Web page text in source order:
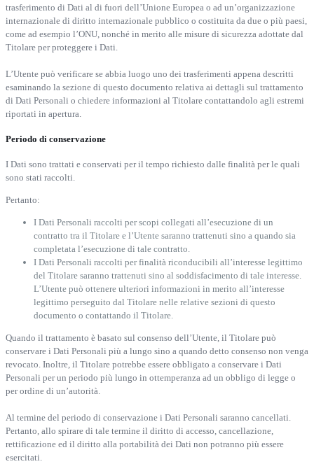
trasferimento di Dati al di fuori dell’Unione Europea o ad un’organizzazione
internazionale di diritto internazionale pubblico o costituita da due o più paesi,
come ad esempio l’ONU, nonché in merito alle misure di sicurezza adottate dal
Titolare per proteggere i Dati.
L’Utente può verificare se abbia luogo uno dei trasferimenti appena descritti
esaminando la sezione di questo documento relativa ai dettagli sul trattamento
di Dati Personali o chiedere informazioni al Titolare contattandolo agli estremi
riportati in apertura.
Periodo di conservazione
I Dati sono trattati e conservati per il tempo richiesto dalle finalità per le quali
sono stati raccolti.
Pertanto:
I Dati Personali raccolti per scopi collegati all’esecuzione di un
contratto tra il Titolare e l’Utente saranno trattenuti sino a quando sia
completata l’esecuzione di tale contratto.
I Dati Personali raccolti per finalità riconducibili all’interesse legittimo
del Titolare saranno trattenuti sino al soddisfacimento di tale interesse.
L’Utente può ottenere ulteriori informazioni in merito all’interesse
legittimo perseguito dal Titolare nelle relative sezioni di questo
documento o contattando il Titolare.
Quando il trattamento è basato sul consenso dell’Utente, il Titolare può
conservare i Dati Personali più a lungo sino a quando detto consenso non venga
revocato. Inoltre, il Titolare potrebbe essere obbligato a conservare i Dati
Personali per un periodo più lungo in ottemperanza ad un obbligo di legge o
per ordine di un’autorità.
Al termine del periodo di conservazione i Dati Personali saranno cancellati.
Pertanto, allo spirare di tale termine il diritto di accesso, cancellazione,
rettificazione ed il diritto alla portabilità dei Dati non potranno più essere
esercitati.